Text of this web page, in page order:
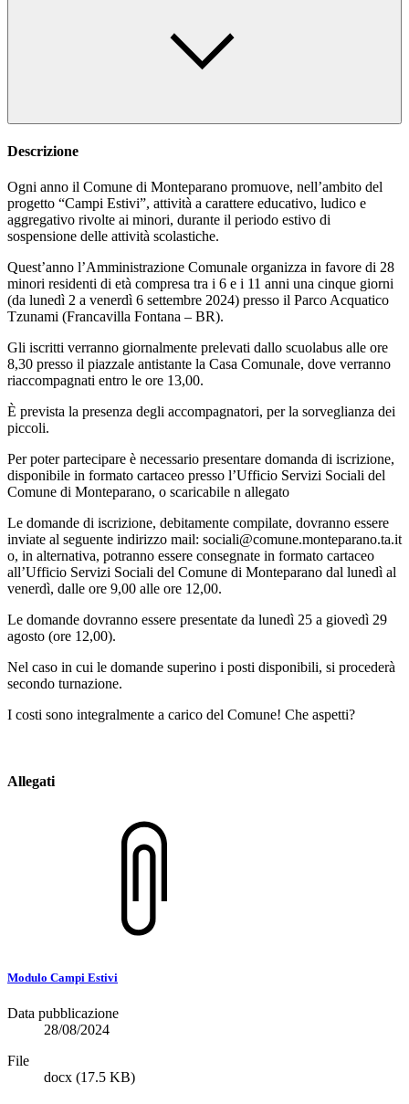
Descrizione
Ogni anno il Comune di Monteparano promuove, nell’ambito del
progetto “Campi Estivi”, attività a carattere educativo, ludico e
aggregativo rivolte ai minori, durante il periodo estivo di
sospensione delle attività scolastiche.
Quest’anno l’Amministrazione Comunale organizza in favore di 28
minori residenti di età compresa tra i 6 e i 11 anni una cinque giorni
(da lunedì 2 a venerdì 6 settembre 2024) presso il Parco Acquatico
Tzunami (Francavilla Fontana – BR).
Gli iscritti verranno giornalmente prelevati dallo scuolabus alle ore
8,30 presso il piazzale antistante la Casa Comunale, dove verranno
riaccompagnati entro le ore 13,00.
È prevista la presenza degli accompagnatori, per la sorveglianza dei
piccoli.
Per poter partecipare è necessario presentare domanda di iscrizione,
disponibile in formato cartaceo presso l’Ufficio Servizi Sociali del
Comune di Monteparano, o scaricabile n allegato
Le domande di iscrizione, debitamente compilate, dovranno essere
inviate al seguente indirizzo mail: sociali@comune.monteparano.ta.it
o, in alternativa, potranno essere consegnate in formato cartaceo
all’Ufficio Servizi Sociali del Comune di Monteparano dal lunedì al
venerdì, dalle ore 9,00 alle ore 12,00.
Le domande dovranno essere presentate da lunedì 25 a giovedì 29
agosto (ore 12,00).
Nel caso in cui le domande superino i posti disponibili, si procederà
secondo turnazione.
I costi sono integralmente a carico del Comune! Che aspetti?
Allegati
Modulo Campi Estivi
Data pubblicazione
28/08/2024
File
docx (17.5 KB)